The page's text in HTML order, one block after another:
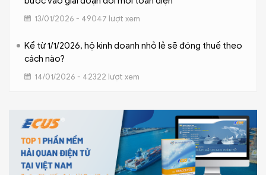
13/01/2026 - 49047 lượt xem
Kể từ 1/1/2026, hộ kinh doanh nhỏ lẻ sẽ đóng thuế theo
cách nào?
14/01/2026 - 42322 lượt xem